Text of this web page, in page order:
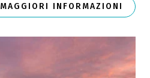
MAGGIORI INFORMAZIONI